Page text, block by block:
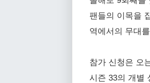
팬들의 이목을
역에서의 무대
참가 신청은 오
시즌 33의 개별